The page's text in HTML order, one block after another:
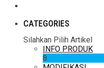
CATEGORIES
Silahkan Pilih Artikel
INFO PRODUK
8